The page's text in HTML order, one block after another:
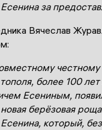
за
Вячеслав
, более 100лет
Есениным,
берёзовая роща
, который,